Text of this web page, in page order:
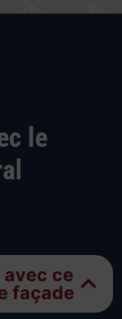
le
avec ce
façade